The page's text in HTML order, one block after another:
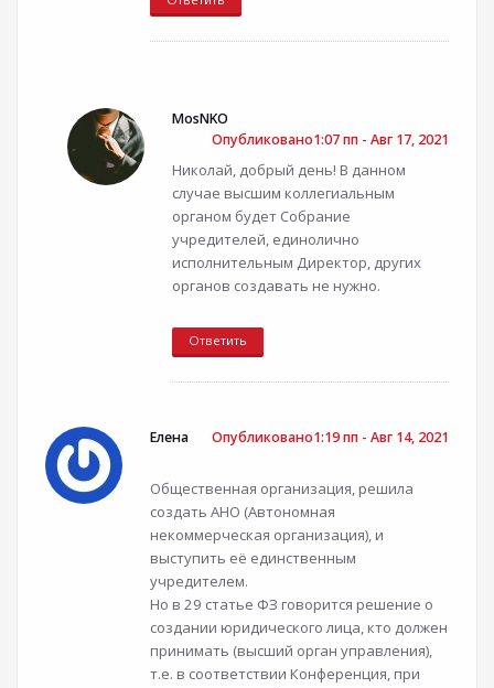
MosNKO
Опубликовано1:07 пп - Авг 17, 2021
Николай, добрый день! В данном
случае высшим коллегиальным
органом будет Собрание
учредителей, единолично
исполнительным Директор, других
органов создавать не нужно.
Ответить
Елена Опубликовано1:19 пп - Авг 14, 2021
Общественная организация, решила
создать АНО (Автономная
некоммерческая организация), и
выступить её единственным
учредителем.
Но в 29 статье ФЗ говорится решение о
создании юридического лица, кто должен
принимать (высший орган управления),
т.е. в соответствии Конференция, при